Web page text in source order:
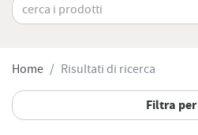
Home Risultati di ricerca
Filtra per